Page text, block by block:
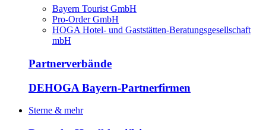
Bayern Tourist GmbH
Pro-Order GmbH
HOGA Hotel- und Gaststätten-Beratungsgesellschaft
mbH
Partnerverbände
DEHOGA Bayern-Partnerfirmen
Sterne & mehr